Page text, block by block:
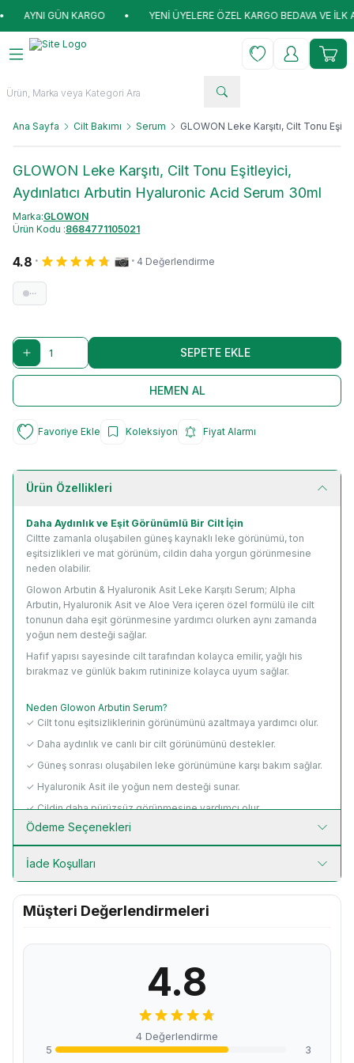
KARGO • YENİ ÜYELERE ÖZEL KARGO BEDAVA VE İLK
FavorilerimHesabım
Ana Sayfa Cilt Bakımı Serum GLOWON Leke Karşıtı, Cilt Tonu
GLOWON Leke Karşıtı, Cilt Tonu Eşitleyici,
Aydınlatıcı Arbutin Hyaluronic Acid Serum 30ml
Marka:GLOWON
Ürün Kodu :8684771105021
4.8 · · 4 Değerlendirme
···
SEPETE EKLE
HEMEN AL
Favoriye Ekle Koleksiyon Fiyat Alarmı
Ürün Özellikleri
Daha Aydınlık ve Eşit Görünümlü Bir Cilt İçin
Ciltte zamanla oluşabilen güneş kaynaklı leke görünümü, ton
eşitsizlikleri ve mat görünüm, cildin daha yorgun görünmesine
neden olabilir.
Glowon Arbutin & Hyaluronik Asit Leke Karşıtı Serum; Alpha
Arbutin, Hyaluronik Asit ve Aloe Vera içeren özel formülü ile cilt
tonunun daha eşit görünmesine yardımcı olurken aynı zamanda
yoğun nem desteği sağlar.
Hafif yapısı sayesinde cilt tarafından kolayca emilir, yağlı his
bırakmaz ve günlük bakım rutininize kolayca uyum sağlar.
Neden Glowon Arbutin Serum?
✓ Cilt tonu eşitsizliklerinin görünümünü azaltmaya yardımcı olur.
✓ Daha aydınlık ve canlı bir cilt görünümünü destekler.
✓ Güneş sonrası oluşabilen leke görünümüne karşı bakım sağlar.
✓ Hyaluronik Asit ile yoğun nem desteği sunar.
✓ Cildin daha pürüzsüz görünmesine yardımcı olur.
✓ Hafif ve hızlı emilen formüle sahiptir.
✓ Paraben içermez.
Güçlü İçerikler
dolgun ve canlı bir görünüm kazandırır.
Cildi rahatlatmaya ve nem dengesini korumaya yardımcı olur.
Ödeme Seçenekleri
İade Koşulları
Müşteri Değerlendirmeleri
4.8
4 Değerlendirme
5
3